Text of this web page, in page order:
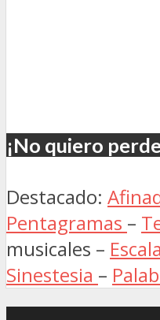
¡No quiero
Destacado:
Pentagramas –
musicales –
Sinestesia –